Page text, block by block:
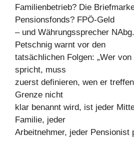
Familienbetrieb? Die
Pensionsfonds? FPÖ-Geld
– und Währungssprecher
Petschnig warnt vor den
tatsächlichen Folgen: „Wer
spricht, muss
zuerst definieren, wen er
Grenze nicht
klar benannt wird, ist jeder
Familie, jeder
Arbeitnehmer, jeder Pensionist